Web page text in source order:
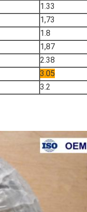
1.33
1,73
1.8
1,87
2.38
3.05
3.2